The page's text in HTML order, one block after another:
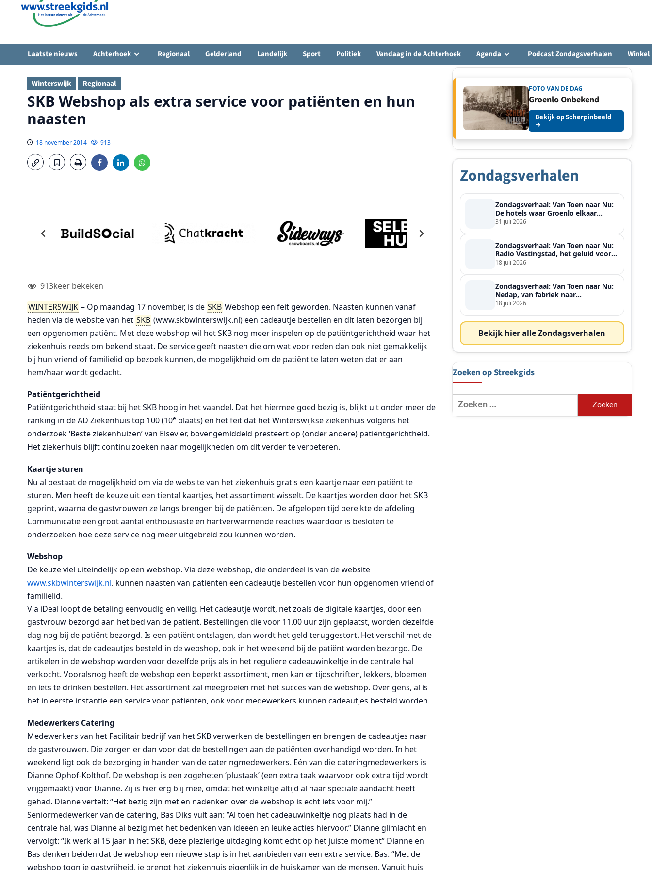
Laatste nieuws Achterhoek Regionaal Gelderland Landelijk Sport Politiek Vandaag in de Achterhoek Agenda Podcast Zondagsverhalen Winkel
Winterswijk Regionaal
SKB Webshop als extra service voor patiënten en hun
naasten
18 november 2014 913
913keer bekeken
WINTERSWIJK – Op maandag 17 november, is de SKB Webshop een feit geworden. Naasten kunnen vanaf
heden via de website van het SKB (www.skbwinterswijk.nl) een cadeautje bestellen en dit laten bezorgen bij
een opgenomen patiënt. Met deze webshop wil het SKB nog meer inspelen op de patiëntgerichtheid waar het
ziekenhuis reeds om bekend staat. De service geeft naasten die om wat voor reden dan ook niet gemakkelijk
bij hun vriend of familielid op bezoek kunnen, de mogelijkheid om de patiënt te laten weten dat er aan
hem/haar wordt gedacht.
Patiëntgerichtheid
Patiëntgerichtheid staat bij het SKB hoog in het vaandel. Dat het hiermee goed bezig is, blijkt uit onder meer de
ranking in de AD Ziekenhuis top 100 (10e plaats) en het feit dat het Winterswijkse ziekenhuis volgens het
onderzoek ‘Beste ziekenhuizen’ van Elsevier, bovengemiddeld presteert op (onder andere) patiëntgerichtheid.
Het ziekenhuis blijft continu zoeken naar mogelijkheden om dit verder te verbeteren.
Kaartje sturen
Nu al bestaat de mogelijkheid om via de website van het ziekenhuis gratis een kaartje naar een patiënt te
sturen. Men heeft de keuze uit een tiental kaartjes, het assortiment wisselt. De kaartjes worden door het SKB
geprint, waarna de gastvrouwen ze langs brengen bij de patiënten. De afgelopen tijd bereikte de afdeling
Communicatie een groot aantal enthousiaste en hartverwarmende reacties waardoor is besloten te
onderzoeken hoe deze service nog meer uitgebreid zou kunnen worden.
Webshop
De keuze viel uiteindelijk op een webshop. Via deze webshop, die onderdeel is van de website
www.skbwinterswijk.nl, kunnen naasten van patiënten een cadeautje bestellen voor hun opgenomen vriend of
familielid.
Via iDeal loopt de betaling eenvoudig en veilig. Het cadeautje wordt, net zoals de digitale kaartjes, door een
gastvrouw bezorgd aan het bed van de patiënt. Bestellingen die voor 11.00 uur zijn geplaatst, worden dezelfde
dag nog bij de patiënt bezorgd. Is een patiënt ontslagen, dan wordt het geld teruggestort. Het verschil met de
kaartjes is, dat de cadeautjes besteld in de webshop, ook in het weekend bij de patiënt worden bezorgd. De
artikelen in de webshop worden voor dezelfde prijs als in het reguliere cadeauwinkeltje in de centrale hal
verkocht. Vooralsnog heeft de webshop een beperkt assortiment, men kan er tijdschriften, lekkers, bloemen
en iets te drinken bestellen. Het assortiment zal meegroeien met het succes van de webshop. Overigens, al is
het in eerste instantie een service voor patiënten, ook voor medewerkers kunnen cadeautjes besteld worden.
Medewerkers Catering
Medewerkers van het Facilitair bedrijf van het SKB verwerken de bestellingen en brengen de cadeautjes naar
de gastvrouwen. Die zorgen er dan voor dat de bestellingen aan de patiënten overhandigd worden. In het
weekend ligt ook de bezorging in handen van de cateringmedewerkers. Eén van die cateringmedewerkers is
Dianne Ophof-Kolthof. De webshop is een zogeheten ‘plustaak’ (een extra taak waarvoor ook extra tijd wordt
vrijgemaakt) voor Dianne. Zij is hier erg blij mee, omdat het winkeltje altijd al haar speciale aandacht heeft
gehad. Dianne vertelt: “Het bezig zijn met en nadenken over de webshop is echt iets voor mij.”
Seniormedewerker van de catering, Bas Diks vult aan: ”Al toen het cadeauwinkeltje nog plaats had in de
centrale hal, was Dianne al bezig met het bedenken van ideeën en leuke acties hiervoor.” Dianne glimlacht en
vervolgt: “Ik werk al 15 jaar in het SKB, deze plezierige uitdaging komt echt op het juiste moment” Dianne en
Bas denken beiden dat de webshop een nieuwe stap is in het aanbieden van een extra service. Bas: “Met de
webshop toon je gastvrijheid, je brengt het ziekenhuis eigenlijk in de huiskamer van de mensen. Vanuit huis
FOTO VAN DE DAG
Groenlo Onbekend
Bekijk op Scherpinbeeld
→
Zondagsverhalen
Zondagsverhaal: Van Toen naar Nu:
De hotels waar Groenlo elkaar
ontmoette
31 juli 2026
Zondagsverhaal: Van Toen naar Nu:
Radio Vestingstad, het geluid voor
heel de streek
18 juli 2026
Zondagsverhaal: Van Toen naar Nu:
Nedap, van fabriek naar
wereldspeler
18 juli 2026
Bekijk hier alle Zondagsverhalen
Zoeken op Streekgids
Zoeken
naar: